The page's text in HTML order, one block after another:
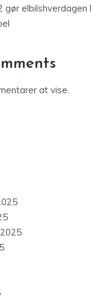
gør
at vise.